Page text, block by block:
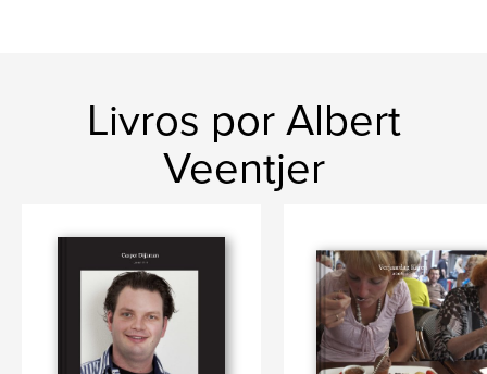
Livros por Albert
Veentjer